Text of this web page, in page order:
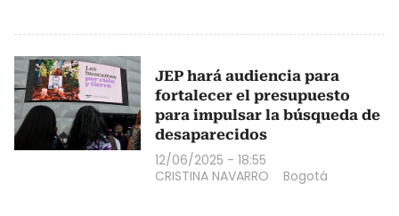
JEP hará audiencia para
fortalecer el presupuesto
para impulsar la búsqueda de
desaparecidos
12/06/2025 - 18:55
CRISTINA NAVARRO
Bogotá